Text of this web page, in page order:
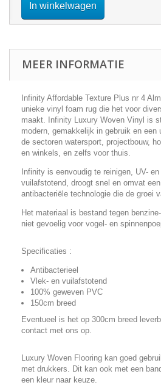
In winkelwagen
MEER INFORMATIE
Infinity Affordable Texture Plus nr 4
unieke vinyl foam rug die het voor
maakt. Infinity Luxury Woven Vinyl is
modern, gemakkelijk in gebruik en een
de sectoren watersport, projectbouw,
en winkels, en zelfs voor thuis.
Infinity is eenvoudig te reinigen, UV-
vuilafstotend, droogt snel en omvat
antibacteriële technologie die de groei
Het materiaal is bestand tegen
niet gevoelig voor vogel- en
Specificaties :
Antibacterieel
Vlek- en vuilafstotend
100% geweven PVC
150cm breed
Eventueel is het op 300cm breed
contact met ons op.
Luxury Woven Flooring kan goed
met drukkers. Dit kan ook met een
een kleur naar keuze.